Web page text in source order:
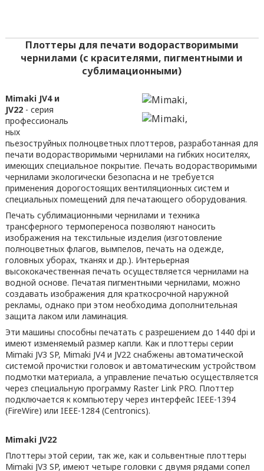
Плоттеры для печати водорастворимыми
чернилами (с красителями, пигментными и
сублимационными)
Mimaki JV4 и
JV22- серия
профессиональ
ных
пьезоструйных полноцветных плоттеров, разработанная для
печати водорастворимыми чернилами на гибких носителях,
имеющих специальное покрытие. Печать водорастворимыми
чернилами экологически безопасна и не требуется
применения дорогостоящих вентиляционных систем и
специальных помещений для печатающего оборудования.
Печать сублимационными чернилами и техника
трансферного термопереноса позволяют наносить
изображения на текстильные изделия (изготовление
полноцветных флагов, вымпелов, печать на одежде,
головных уборах, тканях и др.). Интерьерная
высококачественная печать осуществляется чернилами на
водной основе. Печатая пигментными чернилами, можно
создавать изображения для краткосрочной наружной
рекламы, однако при этом необходима дополнительная
защита лаком или ламинация.
Эти машины способны печатать с разрешением до 1440 dpi и
имеют изменяемый размер капли. Как и плоттеры серии
Mimaki JV3 SP, Mimaki JV4 и JV22 снабжены автоматической
системой прочистки головок и автоматическим устройством
подмотки материала, а управление печатью осуществляется
через специальную программу Raster Link PRO. Плоттер
подключается к компьютеру через интерфейс IEEE-1394
(FireWire) или IEEE-1284 (Centronics).
Mimaki JV22
Плоттеры этой серии, так же, как и сольвентные плоттеры
Mimaki JV3 SP, имеют четыре головки с двумя рядами сопел